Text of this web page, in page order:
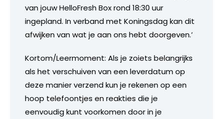
van jouw HelloFresh Box rond 18:30 uur
ingepland. In verband met Koningsdag kan dit
afwijken van wat je aan ons hebt doorgeven.’
Kortom/Leermoment: Als je zoiets belangrijks
als het verschuiven van een leverdatum op
deze manier verzend kun je rekenen op een
hoop telefoontjes en reakties die je
eenvoudig kunt voorkomen door in je